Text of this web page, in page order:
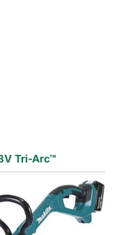
Tri-Arc™